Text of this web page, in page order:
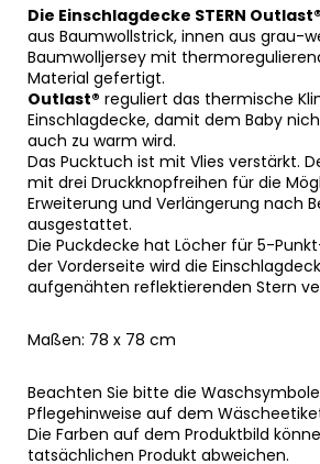
Die Einschlagdecke STERN
aus Baumwollstrick, innen aus grau-
Baumwolljersey mit
Material gefertigt.
Outlast® reguliert das thermische
Einschlagdecke, damit dem Baby
auch zu warm wird.
Das Pucktuch ist mit Vlies verstärkt.
mit drei Druckknopfreihen für die
Erweiterung und Verlängerung nach
ausgestattet.
Die Puckdecke hat Löcher für 5-
der Vorderseite wird die
aufgenähten reflektierenden Stern
Maßen: 78 x 78 cm
Beachten Sie bitte die
Pflegehinweise auf dem
Die Farben auf dem Produktbild
tatsächlichen Produkt abweichen.